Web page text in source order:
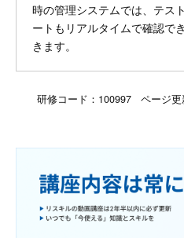
時の管理システムでは、テス
ートもリアルタイムで確認で
きます。
研修コード：100997 ページ更